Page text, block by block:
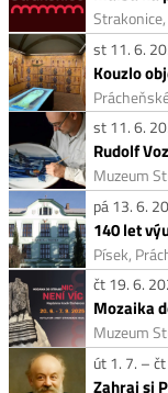
st 11. 6.
st 11. 6.
Rudolf
Muzeum
pá 13. 6.
140 let
Písek,
čt 19. 6.
Mozaika
Muzeum
út 1. 7. –
Zahraj si